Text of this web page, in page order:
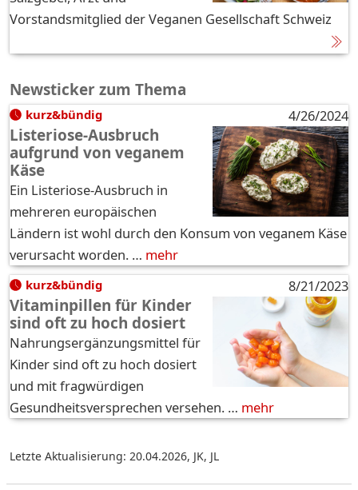
Vorstandsmitglied der Veganen Gesellschaft Schweiz
Newsticker zum Thema
kurz&bündig 4/26/2024
Listeriose-Ausbruch
aufgrund von veganem
Käse
Ein Listeriose-Ausbruch in
mehreren europäischen
Ländern ist wohl durch den Konsum von veganem Käse
verursacht worden. … mehr
kurz&bündig 8/21/2023
Vitaminpillen für Kinder
sind oft zu hoch dosiert
Nahrungsergänzungsmittel für
Kinder sind oft zu hoch dosiert
und mit fragwürdigen
Gesundheitsversprechen versehen. … mehr
Letzte Aktualisierung: 20.04.2026, JK, JL